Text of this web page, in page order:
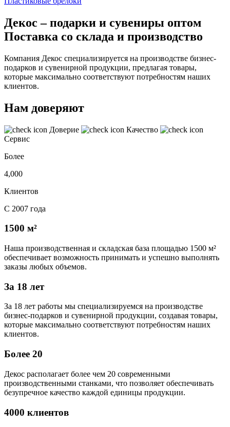
Декос – подарки и сувениры оптом
Поставка со склада и производство
Компания Декос специализируется на производстве бизнес-
подарков и сувенирной продукции, предлагая товары,
которые максимально соответствуют потребностям наших
клиентов.
Нам доверяют
Доверие
Качество
Сервис
Более
4,000
Клиентов
С 2007 года
1500 м²
Наша производственная и складская база площадью 1500 м²
обеспечивает возможность принимать и успешно выполнять
заказы любых объемов.
За 18 лет
За 18 лет работы мы специализируемся на производстве
бизнес-подарков и сувенирной продукции, создавая товары,
которые максимально соответствуют потребностям наших
клиентов.
Более 20
Декос располагает более чем 20 современными
производственными станками, что позволяет обеспечивать
безупречное качество каждой единицы продукции.
4000 клиентов